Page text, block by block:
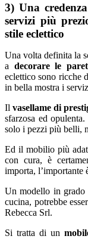
3) Una
servizi più
stile eclettico
Una volta definita la
a decorare le
eclettico sono ricche
in bella mostra i
Il vasellame di
sfarzosa ed
solo i pezzi più belli,
Ed il mobilio più
con cura, è
importa, l’importante
Un modello in grado
cucina, potrebbe
Rebecca Srl.
Si tratta di un